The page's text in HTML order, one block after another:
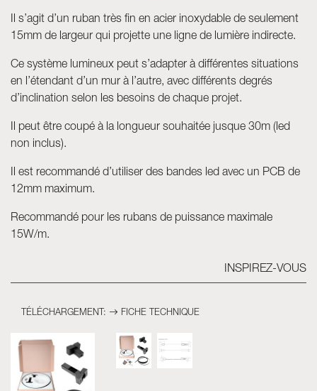
Skyled - Luminaires sur mesure
Systèmes modulaires linéaires et courbes
Rail triphasé (230V)
Rail mini 24V
Spots et Downlights
Panneaux lumineux et Plexiled
Il s’agit d’un ruban très fin en acier inoxydable de seulement
15mm de largeur qui projette une ligne de lumière indirecte.
Ce système lumineux peut s’adapter à différentes situations
en l’étendant d’un mur à l’autre, avec différents degrés
d’inclination selon les besoins de chaque projet.
Il peut être coupé à la longueur souhaitée jusque 30m (led
non inclus).
Il est recommandé d’utiliser des bandes led avec un PCB de
12mm maximum.
Recommandé pour les rubans de puissance maximale
15W/m.
INSPIREZ-VOUS
TÉLÉCHARGEMENT: FICHE TECHNIQUE